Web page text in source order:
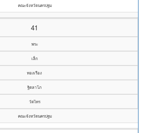
คณะจังหวัดนครปฐม
41
พระ
เล็ก
ทองเรือง
ฐิตลาโภ
วัดไทร
คณะจังหวัดนครปฐม